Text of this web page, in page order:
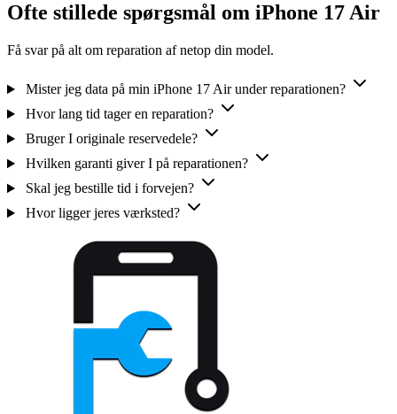
Ofte stillede spørgsmål om iPhone 17 Air
Få svar på alt om reparation af netop din model.
Mister jeg data på min iPhone 17 Air under reparationen?
Hvor lang tid tager en reparation?
Bruger I originale reservedele?
Hvilken garanti giver I på reparationen?
Skal jeg bestille tid i forvejen?
Hvor ligger jeres værksted?